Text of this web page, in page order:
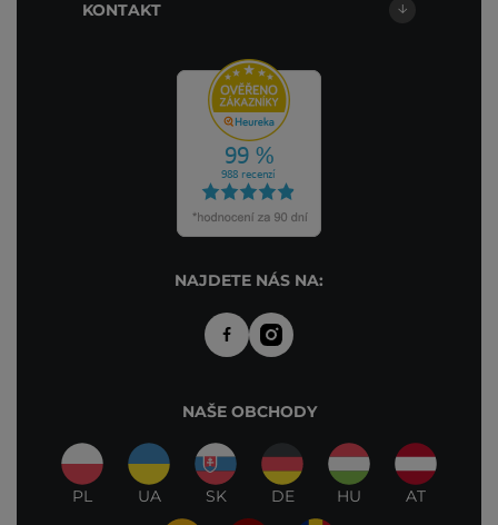
KONTAKT
NAJDETE NÁS NA:
NAŠE OBCHODY
PL UA SK DE HU AT